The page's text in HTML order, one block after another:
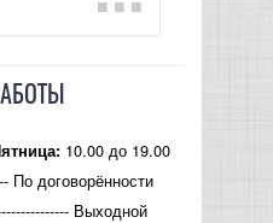
10.00 до 19.00
По договорённости
Выходной